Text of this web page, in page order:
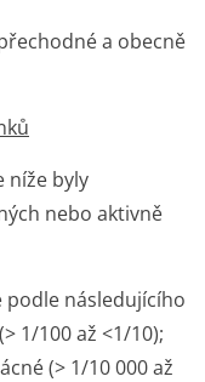
a obecně
níže byly
nebo aktivně
podle následujícího
1/100 až <1/10);
(> 1/10 000 až